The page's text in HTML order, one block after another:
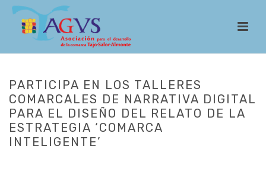
PARTICIPA EN LOS TALLERES
COMARCALES DE NARRATIVA DIGITAL
PARA EL DISEÑO DEL RELATO DE LA
ESTRATEGIA ‘COMARCA
INTELIGENTE’